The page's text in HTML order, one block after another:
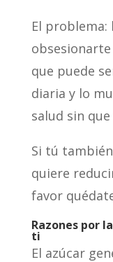
El problema:
que puede
diaria y lo
salud sin
Si tú
quiere
favor
Razones por
ti
El azúcar